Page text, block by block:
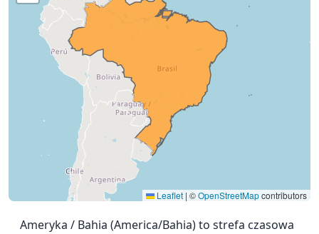
Leaflet | ©OpenStreetMapcontributors
Ameryka / Bahia (America/Bahia) to strefa czasowa